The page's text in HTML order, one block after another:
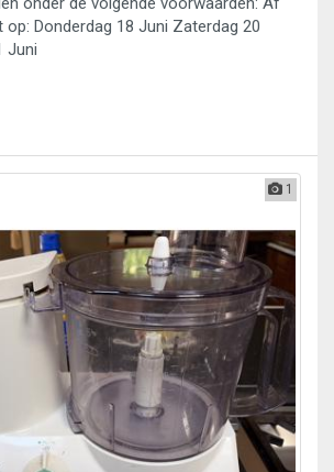
op: Donderdag 18 Juni Zaterdag 20
Juni
1